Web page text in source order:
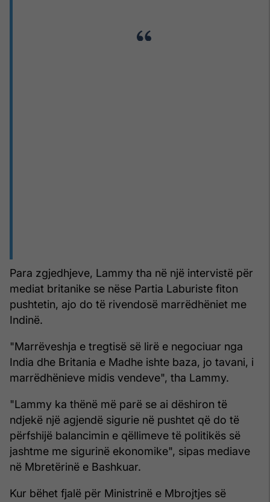
Para zgjedhjeve, Lammy tha në një intervistë për
mediat britanike se nëse Partia Laburiste fiton
pushtetin, ajo do të rivendosë marrëdhëniet me
Indinë.
"Marrëveshja e tregtisë së lirë e negociuar nga
India dhe Britania e Madhe ishte baza, jo tavani, i
marrëdhënieve midis vendeve", tha Lammy.
"Lammy ka thënë më parë se ai dëshiron të
ndjekë një agjendë sigurie në pushtet që do të
përfshijë balancimin e qëllimeve të politikës së
jashtme me sigurinë ekonomike", sipas mediave
në Mbretërinë e Bashkuar.
Kur bëhet fjalë për Ministrinë e Mbrojtjes së